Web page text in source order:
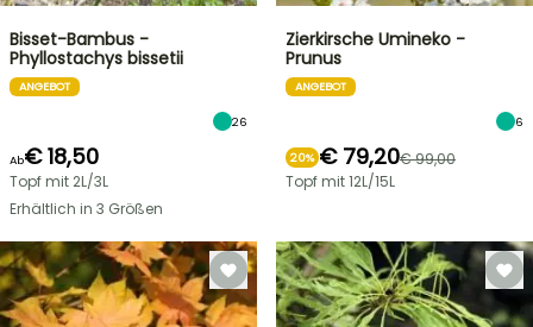
Bisset-Bambus -
Phyllostachys bissetii
ANGEBOT
26
Ab€ 18,50
Topf mit 2L/3L
Erhältlich in 3 Größen
Zierkirsche Umineko -
Prunus
ANGEBOT
6
20% € 79,20€ 99,00
Topf mit 12L/15L